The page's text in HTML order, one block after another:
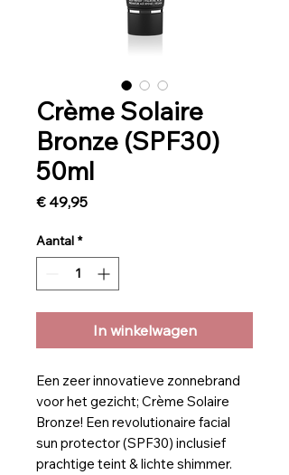
Crème Solaire
Bronze (SPF30)
50ml
€ 49,95Prijs
Aantal *
In winkelwagen
Een zeer innovatieve zonnebrand
voor het gezicht; Crème Solaire
Bronze! Een revolutionaire facial
sun protector (SPF30) inclusief
prachtige teint & lichte shimmer.